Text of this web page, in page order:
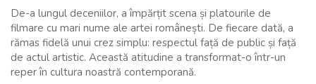
De-a lungul deceniilor, a împărțit scena și platourile de
filmare cu mari nume ale artei românești. De fiecare dată, a
rămas fidelă unui crez simplu: respectul față de public și față
de actul artistic. Această atitudine a transformat-o într-un
reper în cultura noastră contemporană.